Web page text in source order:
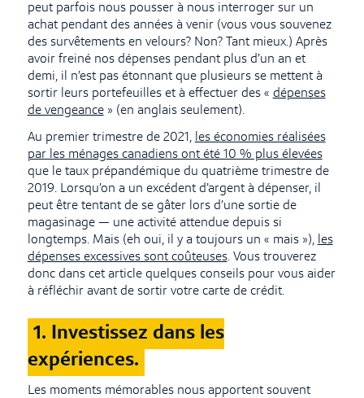
peut parfois nous pousser à nous interroger sur un
achat pendant des années à venir (vous vous souvenez
des survêtements en velours? Non? Tant mieux.) Après
avoir freiné nos dépenses pendant plus d’un an et
demi, il n’est pas étonnant que plusieurs se mettent à
sortir leurs portefeuilles et à effectuer des « dépenses
de vengeance» (en anglais seulement).
Au premier trimestre de 2021, les économies réalisées
par les ménages canadiens ont été 10 % plus élevées
que le taux prépandémique du quatrième trimestre de
2019. Lorsqu’on a un excédent d’argent à dépenser, il
peut être tentant de se gâter lors d’une sortie de
magasinage — une activité attendue depuis si
longtemps. Mais (eh oui, il y a toujours un « mais »), les
dépenses excessives sont coûteuses. Vous trouverez
donc dans cet article quelques conseils pour vous aider
à réfléchir avant de sortir votre carte de crédit.
1. Investissez dans les
expériences.
Les moments mémorables nous apportent souvent